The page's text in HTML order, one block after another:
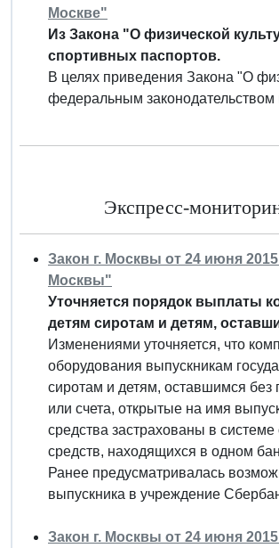
Москве"
Из Закона "О физической
спортивных паспортов.
В целях приведения Закона "О
федеральным
Экспресс-
Закон г. Москвы от 24 июня
Москвы"
Уточняется порядок выплаты
детям сиротам и детям,
Изменениями уточняется, что
оборудования выпускникам
сиротам и детям, оставшимся без
или счета, открытые на имя
средства застрахованы в
средств, находящихся в одном
Ранее предусматривалась
выпускника в учреждение
Закон г. Москвы от 24 июня